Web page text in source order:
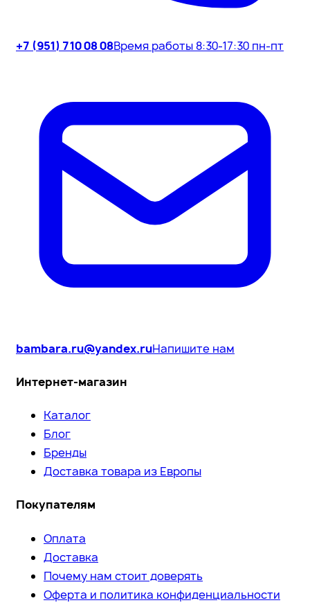
+7 (951) 710 08 08Время работы 8:30-17:30 пн-пт
bambara.ru@yandex.ruНапишите нам
Интернет-магазин
Каталог
Блог
Бренды
Доставка товара из Европы
Покупателям
Оплата
Доставка
Почему нам стоит доверять
Оферта и политика конфиденциальности